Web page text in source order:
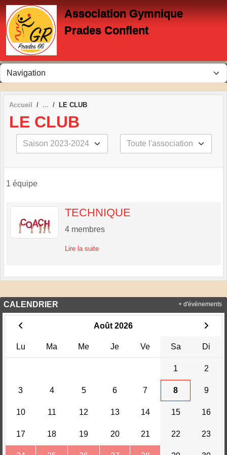
Association Gymnique
Prades Conflent
Accueil LE CLUB
LE CLUB
1 équipe
TECHNIQUE
4 membres
Lire la suite
CALENDRIER
Août 2026
Lu Ma Me Je Ve Sa Di
1 2
3 4 5 6 7 8 9
10 11 12 13 14 15 16
17 18 19 20 21 22 23
+ d'évènements
Panneau de gestion des cookies